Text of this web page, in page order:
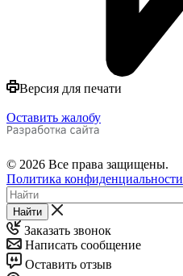
Версия для печати
Оставить жалобу
© 2026 Все права защищены.
Политика конфиденциальности
Найти
Заказать звонок
Написать сообщение
Оставить отзыв